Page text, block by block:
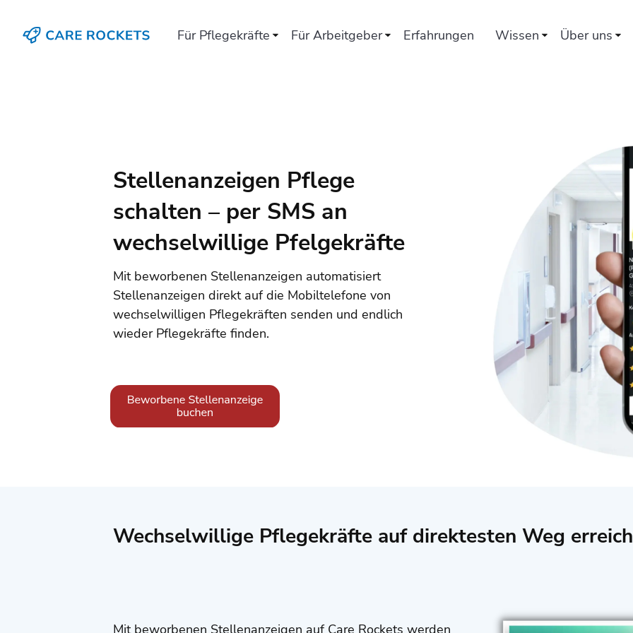
Für Pflegekräfte Für Arbeitgeber Erfahrungen Wissen Über uns
Stellenanzeigen Pflege
schalten – per SMS an
wechselwillige Pfelgekräfte
Mit beworbenen Stellenanzeigen automatisiert
Stellenanzeigen direkt auf die Mobiltelefone von
wechselwilligen Pflegekräften senden und endlich
wieder Pflegekräfte finden.
Wechselwillige Pflegekräfte auf direktesten Weg
Mit beworbenen Stellenanzeigen auf Care Rockets werden